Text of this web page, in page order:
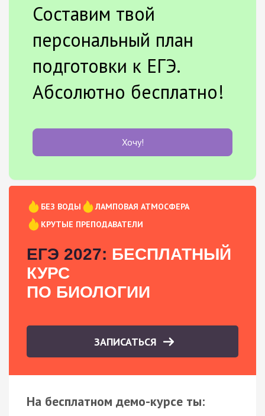
Составим твой
персональный план
подготовки к ЕГЭ.
Абсолютно бесплатно!
Хочу!
БЕЗ ВОДЫ
ЛАМПОВАЯ АТМОСФЕРА
КРУТЫЕ ПРЕПОДАВАТЕЛИ
ЕГЭ 2027: БЕСПЛАТНЫЙ
КУРС
ПО БИОЛОГИИ
ЗАПИСАТЬСЯ
На бесплатном демо-курсе ты: